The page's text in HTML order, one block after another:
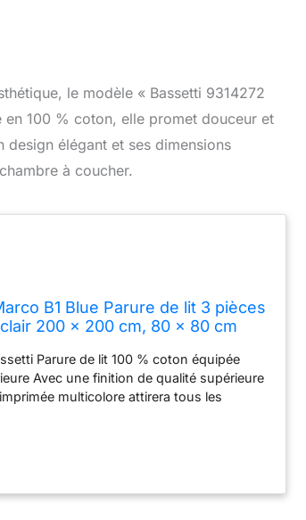
le modèle « Bassetti 9314272
en 100 % coton, elle promet douceur et
design élégant et ses dimensions
à coucher.
B1 Blue Parure de lit 3 pièces
200 x 200 cm, 80 x 80 cm
Parure de lit 100 % coton équipée
Avec une finition de qualité supérieure
multicolore attirera tous les
doux, lavable en machine jusqu'à 60
de motif dans l'article car celui-ci